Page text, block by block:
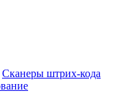
Сканеры штрих-кода